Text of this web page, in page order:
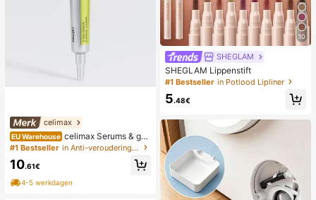
celimax
EU Warehouse celimax Serums & gez
ichtsbehandelingen
#1 Bestseller in Anti-veroudering Serums & Gezichtsbehandelingen
10.61€
4-5 werkdagen
10
SHEGLAM
SHEGLAM Lippenstift
#1 Bestseller in Potlood Lipliner
5.48€